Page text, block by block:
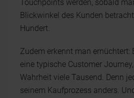
Touchpoints werden, sobald
Blickwinkel des Kunden
Hundert.
Zudem erkennt man ernüchtert:
eine typische Customer
Wahrheit viele Tausend. Denn
seinem Kaufprozess anders.